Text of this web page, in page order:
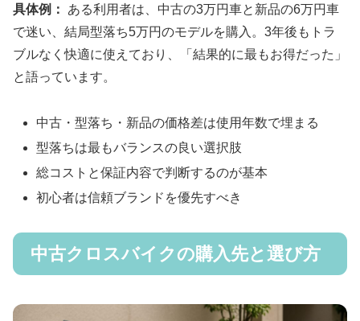
具体例：
ある利用者は、中古の3万円車と新品の6万円車
で迷い、結局型落ち5万円のモデルを購入。3年後もトラ
ブルなく快適に使えており、「結果的に最もお得だった」
と語っています。
中古・型落ち・新品の価格差は使用年数で埋まる
型落ちは最もバランスの良い選択肢
総コストと保証内容で判断するのが基本
初心者は信頼ブランドを優先すべき
中古クロスバイクの購入先と選び方